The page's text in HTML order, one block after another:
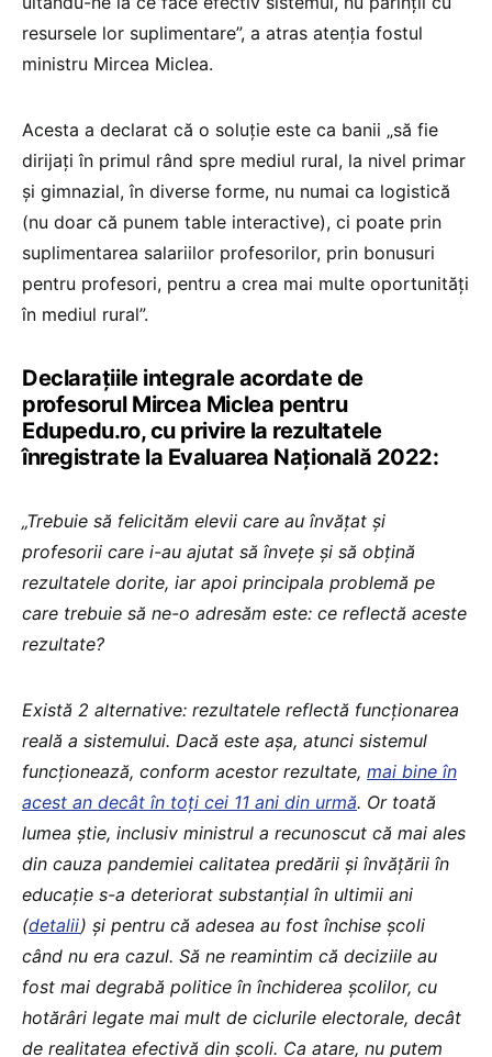
resursele lor suplimentare”, a atras atenția fostul
ministru Mircea Miclea.
Acesta a declarat că o soluție este ca banii „să fie
dirijați în primul rând spre mediul rural, la nivel primar
și gimnazial, în diverse forme, nu numai ca logistică
(nu doar că punem table interactive), ci poate prin
suplimentarea salariilor profesorilor, prin bonusuri
pentru profesori, pentru a crea mai multe oportunități
în mediul rural”.
Declarațiile integrale acordate de
profesorul Mircea Miclea pentru
Edupedu.ro, cu privire la rezultatele
înregistrate la Evaluarea Națională 2022:
„Trebuie să felicităm elevii care au învățat și
profesorii care i-au ajutat să învețe și să obțină
rezultatele dorite, iar apoi principala problemă pe
care trebuie să ne-o adresăm este: ce reflectă aceste
rezultate?
Există 2 alternative: rezultatele reflectă funcționarea
reală a sistemului. Dacă este așa, atunci sistemul
funcționează, conform acestor rezultate, mai bine în
acest an decât în toți cei 11 ani din urmă. Or toată
lumea știe, inclusiv ministrul a recunoscut că mai ales
din cauza pandemiei calitatea predării și învățării în
educație s-a deteriorat substanțial în ultimii ani
(detalii) și pentru că adesea au fost închise școli
când nu era cazul. Să ne reamintim că deciziile au
fost mai degrabă politice în închiderea școlilor, cu
hotărâri legate mai mult de ciclurile electorale, decât
de realitatea efectivă din școli. Ca atare, nu putem